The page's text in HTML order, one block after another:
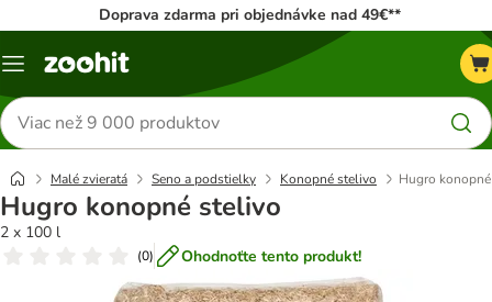
Doprava zdarma pri objednávke nad 49€**
Kategórie
Hľadať
produkty
Malé zvieratá Seno a podstielky Konopné stelivo Hugro
Hugro konopné stelivo
2 x 100 l
(0) Ohodnoťte tento produkt!